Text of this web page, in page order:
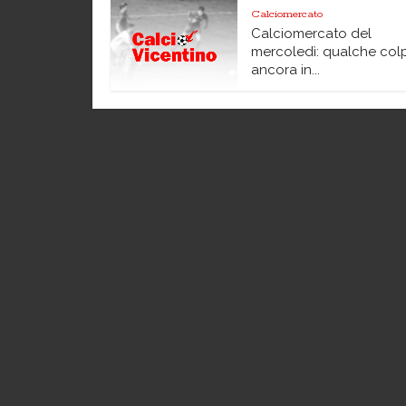
Calciomercato
Calciomercato del
mercoledì: qualche
ancora in...